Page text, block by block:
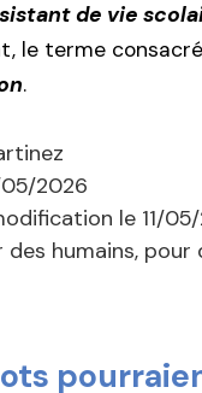
de vie
le terme
.
05/2026
le 11/
des humains, pour